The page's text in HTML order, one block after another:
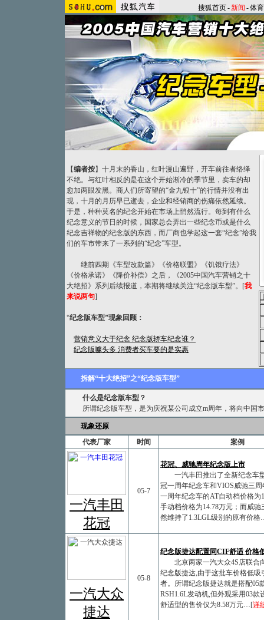
搜狐首页-新闻 -体育
【编者按】 十月末的香山，红叶漫山遍野，开车前往者络绎
不绝。与红叶相反的是在这个开始渐冷的季节里，卖车的却
愈加两眼发黑。商人们所寄望的“金九银十”的行情并没有出
现，十月的月历早已逝去，企业和经销商的伤痛依然延续。
于是，种种莫名的纪念开始在市场上悄然流行。每到有什么
纪念意义的节日的时候，国家总会弄出一些纪念币或是什么
纪念吉祥物的纪念版的东西，而厂商也学起这一套“纪念”给我
们的车市带来了一系列的“纪念”车型。
继前四期《车型改款篇》《价格联盟》《饥饿疗法》
《价格承诺》《降价补偿》之后，《2005中国汽车营销之十
大绝招》系列后续报道，本期将继续关注“纪念版车型”。[我
来说两句]
“纪念版车型”现象回顾：
营销意义大于纪念 纪念版轿车纪念谁？
纪念版噱头多 消费者买车要的是实惠
拆解“十大绝招”之“纪念版车型”
什么是纪念版车型？
所谓纪念版车型，是为庆祝某公司成立m周年，将向中
现象还原
代表厂家
时间 案例
一汽丰田
花冠
05-7
花冠、威驰周年纪念版上市
一汽丰田推出了全新纪念车
冠一周年纪念车和VIOS威驰三
一周年纪念车的AT自动档价格为
手动档价格为14.78万元；而威驰
然维持了1.3LGL级别的原有价
一汽大众
捷达
05-8
纪念版捷达配置同CIF舒适 价格
北京两家一汽大众4S店联合
纪念版捷达,由于这批车价格低吸
者。所谓纪念版捷达就是搭配05
RSH1.6L发动机,但外观采用03款
舒适型的售价仅为8.58万元…[详